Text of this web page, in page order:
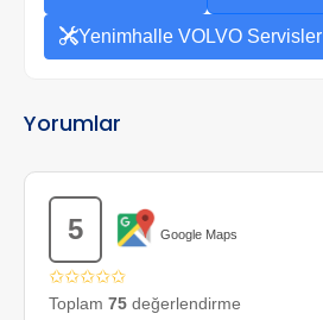
Yenimhalle VOLVO Servisler
Yorumlar
5 Google Maps
✩✩✩✩✩
Toplam 75 değerlendirme